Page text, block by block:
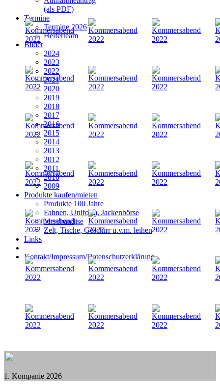
(als PDF)
Termine
Termine 2026
Helferteam
Bilder
2024
2023
2022
2021
2020
2019
2018
2017
2016
2015
2014
2013
2012
2011
2010
2009
Produkte kaufen/mieten
Produkte 100 Jahre
Fahnen, Uniform, Jackenbörse
Merchandise
Zelt, Tische, Geschirr u.v.m. leihen
Links
Kontakt/Impressum/Datenschutzerklärung
1. Kompanie 2026